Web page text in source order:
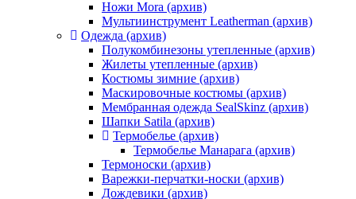
Ножи Mora (архив)
Мультиинструмент Leatherman (архив)
Одежда (архив)
Полукомбинезоны утепленные (архив)
Жилеты утепленные (архив)
Костюмы зимние (архив)
Маскировочные костюмы (архив)
Мембранная одежда SealSkinz (архив)
Шапки Satila (архив)
Термобелье (архив)
Термобелье Манарага (архив)
Термоноски (архив)
Варежки-перчатки-носки (архив)
Дождевики (архив)